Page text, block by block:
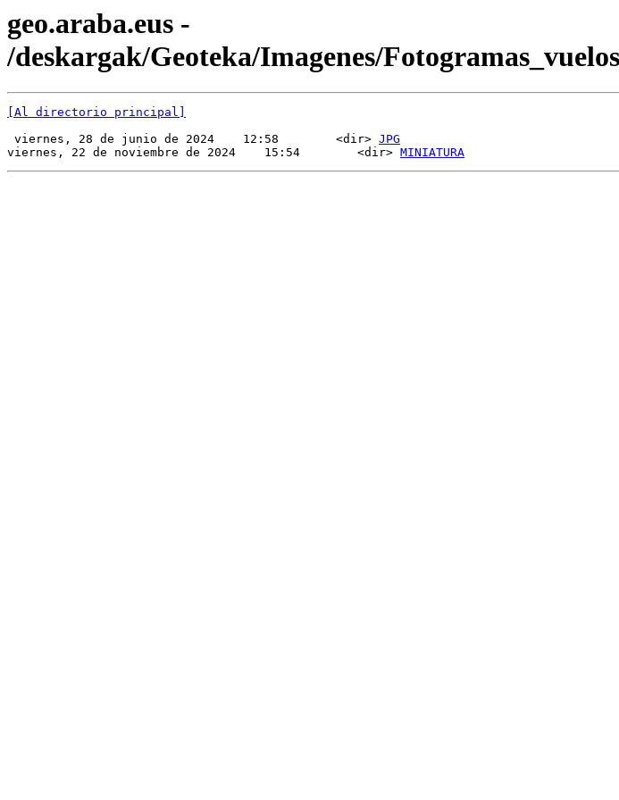
geo.araba.eus -
/deskargak/Geoteka/Imagenes/
[Al directorio principal]
viernes, 28 de junio de 2024    12:58        <dir> JPG
viernes, 22 de noviembre de 2024    15:54        <dir> MINIATURA